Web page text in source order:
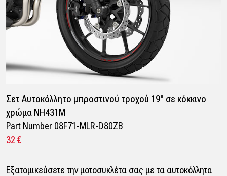
Σετ Αυτοκόλλητο μπροστινού τροχού 19" σε κόκκινο
χρώμα NH431M
Part Number 08F71-MLR-D80ZB
32 €
Εξατομικεύσετε την μοτοσυκλέτα σας με τα αυτοκόλλητα